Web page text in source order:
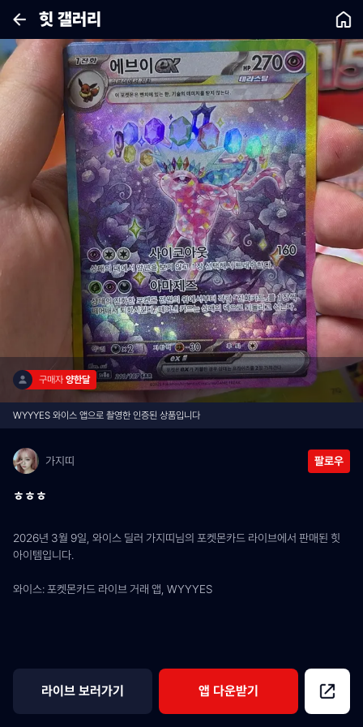
힛 갤러리
구매자 양한달
WYYYES 와이스 앱으로 촬영한 인증된 상품입니다
가지띠 팔로우
ㅎㅎㅎ
2026년 3월 9일, 와이스 딜러 가지띠님의 포켓몬카드 라이브에서 판매된 힛
아이템입니다.
와이스: 포켓몬카드 라이브 거래 앱, WYYYES
라이브 보러가기 앱 다운받기